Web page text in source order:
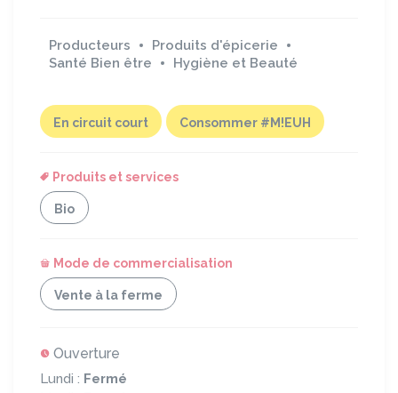
Producteurs
Produits d'épicerie
Santé Bien être
Hygiène et Beauté
En circuit court Consommer #M!EUH
Produits et services
Bio
Mode de commercialisation
Vente à la ferme
Ouverture
Lundi : Fermé